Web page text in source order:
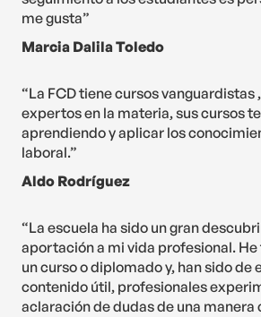
me gusta”
Marcia Dalila Toledo
“La FCD tiene cursos vanguardistas
expertos en la materia, sus cursos
aprendiendo y aplicar los
laboral.”
Aldo Rodríguez
“La escuela ha sido un gran
aportación a mi vida profesional.
un curso o diplomado y, han sido de
contenido útil, profesionales
aclaración de dudas de una manera